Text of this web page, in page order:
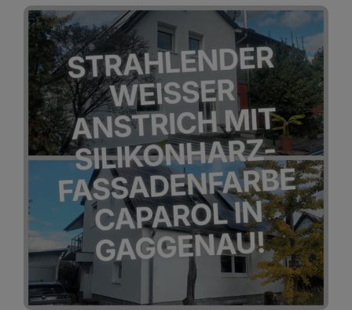
Jobs
Raumgestaltung
0176 59727596
Kostenlose Beratung